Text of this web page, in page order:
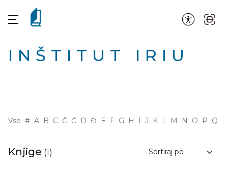
INŠTITUT IRIU
Vse # A B C Č Ć D Đ E F G H I J K L M N O P Q
Knjige (1)